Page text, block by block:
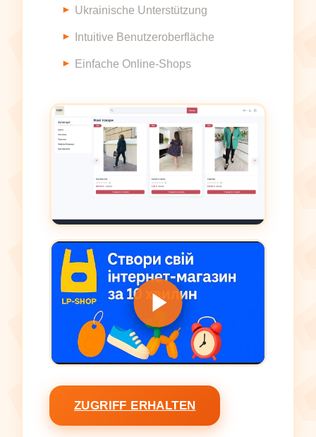
Ukrainische Unterstützung
Intuitive Benutzeroberfläche
Einfache Online-Shops
ZUGRIFF ERHALTEN